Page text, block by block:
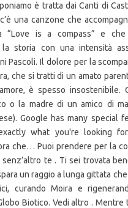
è tratta dai Canti di
una canzone che
“Love is a compass” e
storia con una intensità
Pascoli. Il dolore per la
che si tratti di un amato
è spesso insostenibile.
o la madre di un amico di
Google has many special
what you're looking
che… Puoi prendere per la
senz’altro te . Ti sei trovata
un raggio a lunga gittata
curando Moira e
Biotico. Vedi altro . Mentre